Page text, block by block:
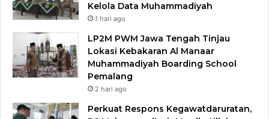
Kelola Data Muhammadiyah
1 hari ago
LP2M PWM Jawa Tengah Tinjau
Lokasi Kebakaran Al Manaar
Muhammadiyah Boarding School
Pemalang
2 hari ago
Perkuat Respons Kegawatdaruratan,